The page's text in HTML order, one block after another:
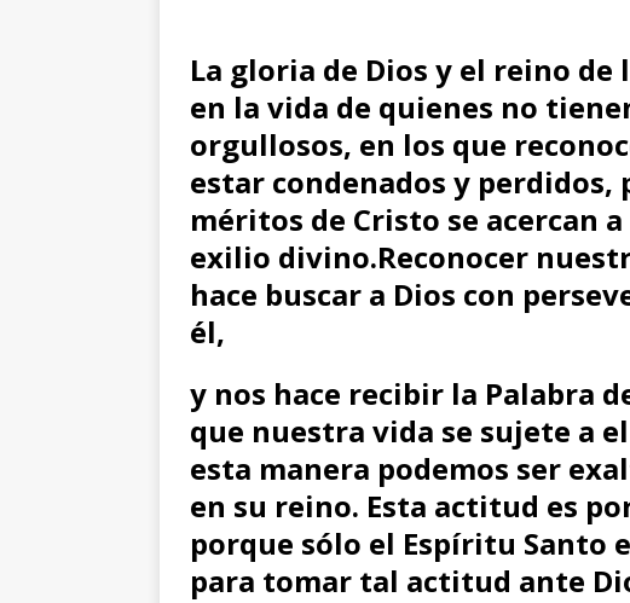
La gloria de Dios y el reino
en la vida de quienes no
orgullosos, en los que
estar condenados y perdidos,
méritos de Cristo se acercan
exilio divino.Reconocer
hace buscar a Dios con
él,
y nos hace recibir la Palabra
que nuestra vida se sujete a
esta manera podemos ser
en su reino. Esta actitud es
porque sólo el Espíritu Santo
para tomar tal actitud ante